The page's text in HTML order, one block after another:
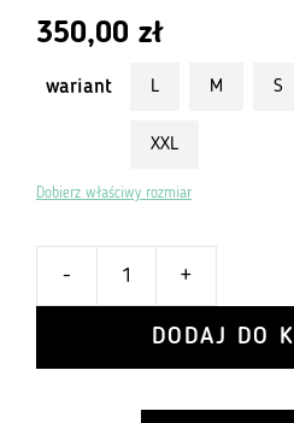
350,00 zł
wariant L M S
XXL
Dobierz właściwy rozmiar
-
kurtka
+
DODAJ DO